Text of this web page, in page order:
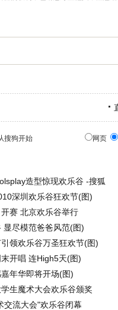
搜狗开始 网页
造型惊现欢乐谷 -搜狐
深圳欢乐谷狂欢节(图)
赛 北京欢乐谷举行
显尽模范爸爸风范(图)
领欢乐谷万圣狂欢节(图)
开唱 连High5天(图)
年华即将开场(图)
生魔术大会欢乐谷颁奖
交流大会"欢乐谷闭幕